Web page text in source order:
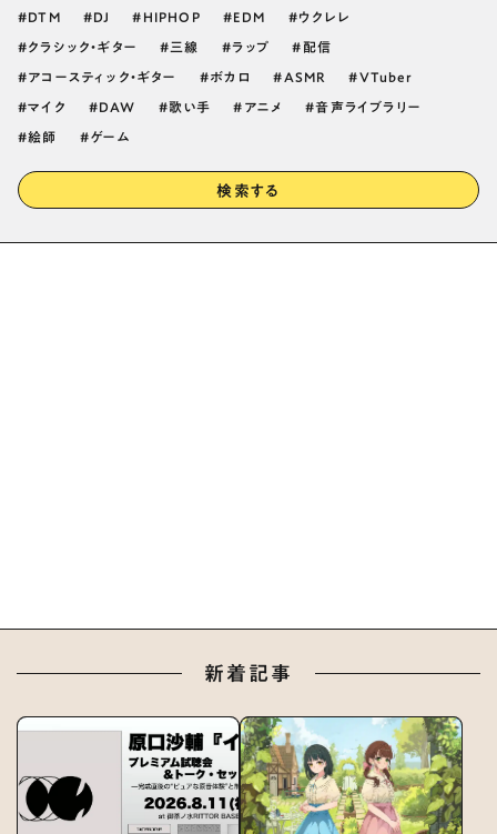
DTM DJ HIPHOP EDM ウクレレ
クラシック・ギター 三線 ラップ 配信
アコースティック・ギター ボカロ ASMR VTuber
マイク DAW 歌い手 アニメ 音声ライブラリー
絵師 ゲーム
検索する
新着記事